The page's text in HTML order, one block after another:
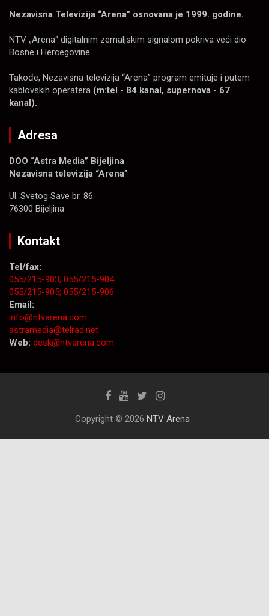
Nezavisna Televizija “Arena” osnovana je 1999. godine.
NTV „Arena“ digitalnim zemaljskim signalom pokriva veći dio
Bosne i Hercegovine.
Takođe, Nezavisna televizija “Arena” program emituje i putem
kablovskih operatera (m:tel - 84 kanal, supernova - 67
kanal).
Adresa
DOO “Astra Media” Bijeljina
Nezavisna televizija “Arena”
Ul. Svetog Save br. 86.
76300 Bijeljina
Kontakt
Tel/fax:
055/215-903; 055/215-904
055/215-905; 055/215-906
Email:
info@ntvarena.com
astramedia@telrad.net
Web: desk@ntvarena.com
Copyright © 2026 NTV Arena